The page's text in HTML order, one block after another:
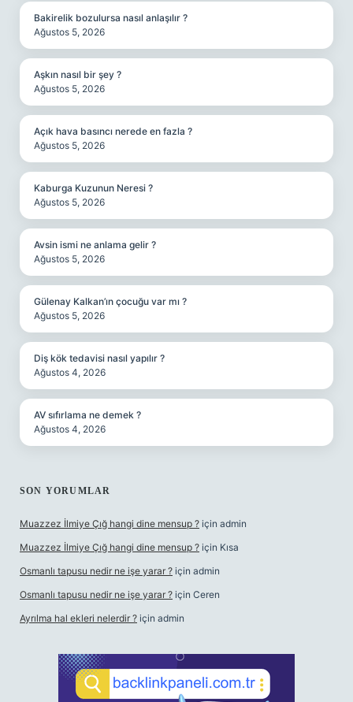
Bakirelik bozulursa nasıl anlaşılır ?
Ağustos 5, 2026
Aşkın nasıl bir şey ?
Ağustos 5, 2026
Açık hava basıncı nerede en fazla ?
Ağustos 5, 2026
Kaburga Kuzunun Neresi ?
Ağustos 5, 2026
Avsin ismi ne anlama gelir ?
Ağustos 5, 2026
Gülenay Kalkan’ın çocuğu var mı ?
Ağustos 5, 2026
Diş kök tedavisi nasıl yapılır ?
Ağustos 4, 2026
AV sıfırlama ne demek ?
Ağustos 4, 2026
SON YORUMLAR
Muazzez İlmiye Çığ hangi dine mensup ? için admin
Muazzez İlmiye Çığ hangi dine mensup ? için Kısa
Osmanlı tapusu nedir ne işe yarar ? için admin
Osmanlı tapusu nedir ne işe yarar ? için Ceren
Ayrılma hal ekleri nelerdir ? için admin